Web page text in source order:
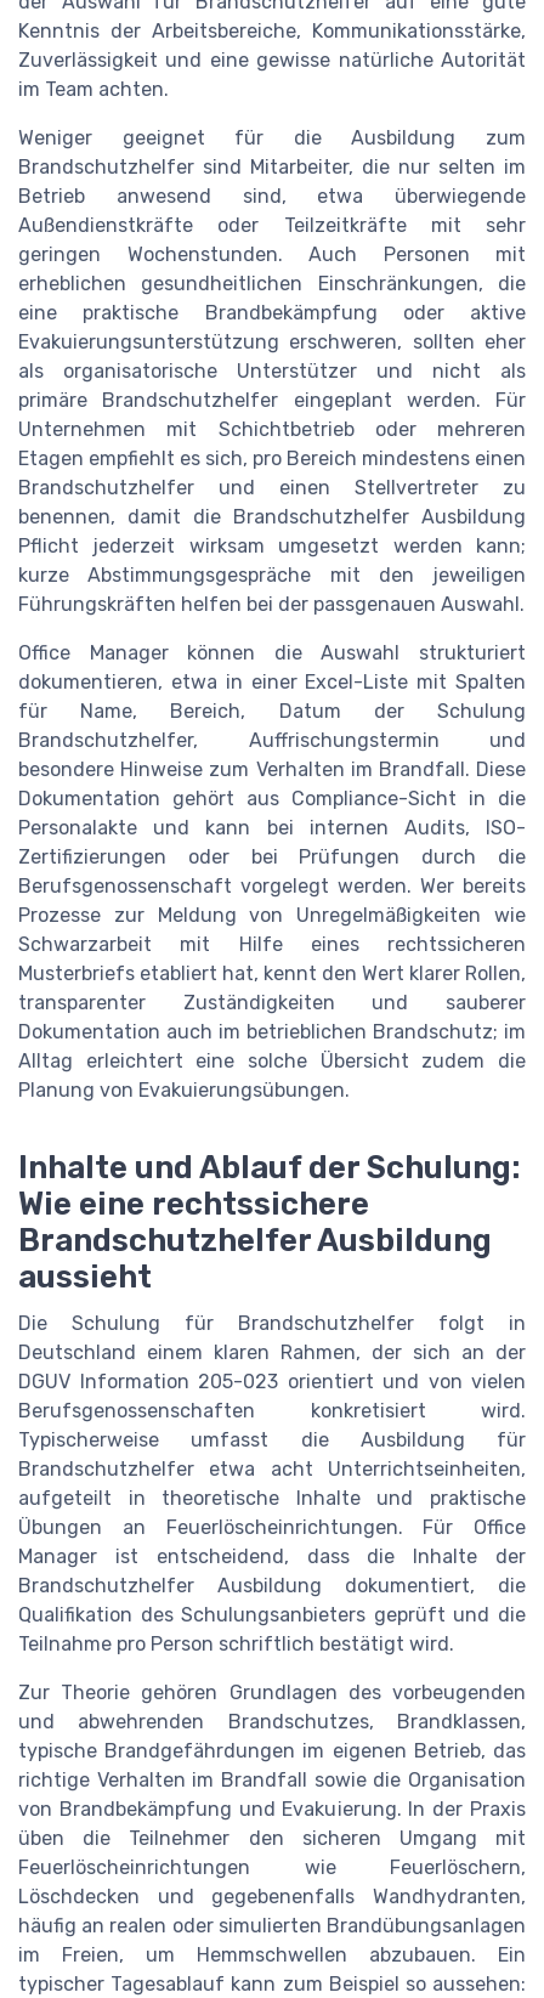
Kenntnis der Arbeitsbereiche, Kommunikationsstärke,
Zuverlässigkeit und eine gewisse natürliche Autorität
im Team achten.
Weniger geeignet für die Ausbildung zum
Brandschutzhelfer sind Mitarbeiter, die nur selten im
Betrieb anwesend sind, etwa überwiegende
Außendienstkräfte oder Teilzeitkräfte mit sehr
geringen Wochenstunden. Auch Personen mit
erheblichen gesundheitlichen Einschränkungen, die
eine praktische Brandbekämpfung oder aktive
Evakuierungsunterstützung erschweren, sollten eher
als organisatorische Unterstützer und nicht als
primäre Brandschutzhelfer eingeplant werden. Für
Unternehmen mit Schichtbetrieb oder mehreren
Etagen empfiehlt es sich, pro Bereich mindestens einen
Brandschutzhelfer und einen Stellvertreter zu
benennen, damit die Brandschutzhelfer Ausbildung
Pflicht jederzeit wirksam umgesetzt werden kann;
kurze Abstimmungsgespräche mit den jeweiligen
Führungskräften helfen bei der passgenauen Auswahl.
Office Manager können die Auswahl strukturiert
dokumentieren, etwa in einer Excel-Liste mit Spalten
für Name, Bereich, Datum der Schulung
Brandschutzhelfer, Auffrischungstermin und
besondere Hinweise zum Verhalten im Brandfall. Diese
Dokumentation gehört aus Compliance-Sicht in die
Personalakte und kann bei internen Audits, ISO-
Zertifizierungen oder bei Prüfungen durch die
Berufsgenossenschaft vorgelegt werden. Wer bereits
Prozesse zur Meldung von Unregelmäßigkeiten wie
Schwarzarbeit mit Hilfe eines rechtssicheren
Musterbriefs etabliert hat, kennt den Wert klarer Rollen,
transparenter Zuständigkeiten und sauberer
Dokumentation auch im betrieblichen Brandschutz; im
Alltag erleichtert eine solche Übersicht zudem die
Planung von Evakuierungsübungen.
Inhalte und Ablauf der Schulung:
Wie eine rechtssichere
Brandschutzhelfer Ausbildung
aussieht
Die Schulung für Brandschutzhelfer folgt in
Deutschland einem klaren Rahmen, der sich an der
DGUV Information 205-023 orientiert und von vielen
Berufsgenossenschaften konkretisiert wird.
Typischerweise umfasst die Ausbildung für
Brandschutzhelfer etwa acht Unterrichtseinheiten,
aufgeteilt in theoretische Inhalte und praktische
Übungen an Feuerlöscheinrichtungen. Für Office
Manager ist entscheidend, dass die Inhalte der
Brandschutzhelfer Ausbildung dokumentiert, die
Qualifikation des Schulungsanbieters geprüft und die
Teilnahme pro Person schriftlich bestätigt wird.
Zur Theorie gehören Grundlagen des vorbeugenden
und abwehrenden Brandschutzes, Brandklassen,
typische Brandgefährdungen im eigenen Betrieb, das
richtige Verhalten im Brandfall sowie die Organisation
von Brandbekämpfung und Evakuierung. In der Praxis
üben die Teilnehmer den sicheren Umgang mit
Feuerlöscheinrichtungen wie Feuerlöschern,
Löschdecken und gegebenenfalls Wandhydranten,
häufig an realen oder simulierten Brandübungsanlagen
im Freien, um Hemmschwellen abzubauen. Ein
typischer Tagesablauf kann zum Beispiel so aussehen: